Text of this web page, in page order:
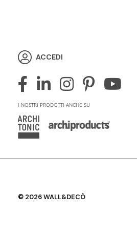
ACCEDI
I NOSTRI PRODOTTI ANCHE SU
© 2026 WALL&DECÒ